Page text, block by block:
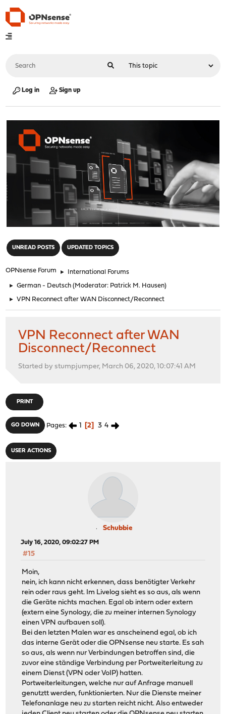
Log in Sign up
UNREAD POSTS UPDATED TOPICS
OPNsense Forum ► International Forums
► German - Deutsch (Moderator: Patrick M. Hausen)
► VPN Reconnect after WAN Disconnect/Reconnect
VPN Reconnect after WAN
Disconnect/Reconnect
Started by stumpjumper, March 06, 2020, 10:07:41 AM
PRINT
GO DOWN Pages 1 2 3 4
USER ACTIONS
Schubbie
July 16, 2020, 09:02:27 PM
#15
Moin,
nein, ich kann nicht erkennen, dass benötigter Verkehr
rein oder raus geht. Im Livelog sieht es so aus, als wenn
die Geräte nichts machen. Egal ob intern oder extern
(extern eine Synology, die zu meiner internen Synology
einen VPN aufbauen soll).
Bei den letzten Malen war es anscheinend egal, ob ich
das interne Gerät oder die OPNsense neu starte. Es sah
so aus, als wenn nur Verbindungen betroffen sind, die
zuvor eine ständige Verbindung per Portweiterleitung zu
einem Dienst (VPN oder VoIP) hatten.
Portweiterleitungen, welche nur auf Anfrage manuell
genutztt werden, funktionierten. Nur die Dienste meiner
Telefonanlage neu zu starten reicht nicht. Also entweder